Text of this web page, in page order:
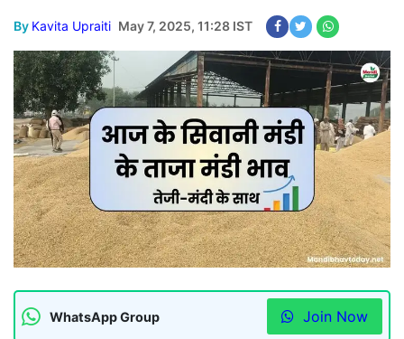
By Kavita Upraiti May 7, 2025, 11:28 IST
WhatsApp Group Join Now